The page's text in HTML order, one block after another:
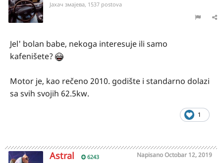
Јахач змајева, 1537 postova
Jel' bolan babe, nekoga interesuje ili samo
kafenišete?
Motor je, kao rečeno 2010. godište i standarno dolazi
sa svih svojih 62.5kw.
1
Astral 6243 NapisanoOctobar 12, 2019